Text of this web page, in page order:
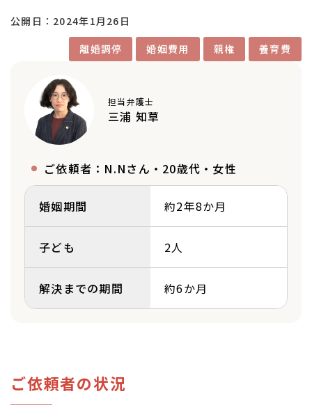
公開日： 2024年1月26日
離婚調停
婚姻費用 親権 養育費
担当弁護士
三浦 知草
ご依頼者：N.Nさん・20歳代・女性
婚姻期間 約2年8か月
子ども 2人
解決までの期間 約6か月
ご依頼者の状況